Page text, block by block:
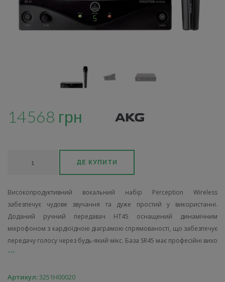
14568 грн
ДЕ КУПИТИ
Високопродуктивний вокальний набір Perception Wireless
забезпечує чудове звучання та дуже простий у використанні.
Доданий ручний передавач HT45 оснащений динамічним
мікрофоном з кардіоїдною діаграмою спрямованості, що забезпечує
передачу голосу через будь-який мікс. База SR45 має професійні вихо
Артикул:3251H00020